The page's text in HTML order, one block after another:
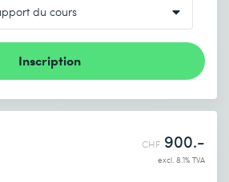
Inscription
CHF 900.-
excl. 8.1% TVA